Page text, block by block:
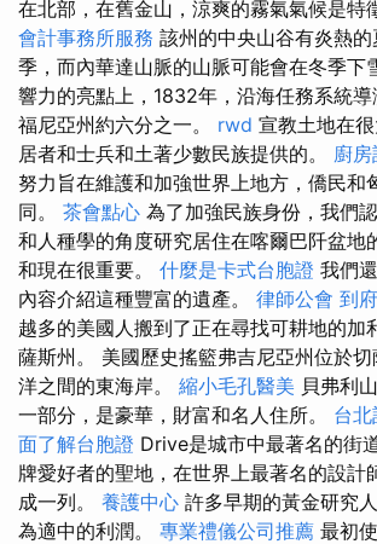
在北部，在舊金山，涼爽的霧氣氣候是特
會計事務所服務 該州的中央山谷有炎熱
季，而內華達山脈的山脈可能會在冬季下
響力的亮點上，1832年，沿海任務系統
福尼亞州約六分之一。 rwd 宣教土地在
居者和士兵和土著少數民族提供的。 廚
努力旨在維護和加強世界上地方，僑民和
同。 茶會點心 為了加強民族身份，我們
和人種學的角度研究居住在喀爾巴阡盆地
和現在很重要。 什麼是卡式台胞證 我們
內容介紹這種豐富的遺產。 律師公會 到
越多的美國人搬到了正在尋找可耕地的加
薩斯州。 美國歷史搖籃弗吉尼亞州位於
洋之間的東海岸。 縮小毛孔醫美 貝弗利
一部分，是豪華，財富和名人住所。 台
面了解台胞證 Drive是城市中最著名的街
牌愛好者的聖地，在世界上最著名的設計
成一列。 養護中心 許多早期的黃金研究
為適中的利潤。 專業禮儀公司推薦 最初